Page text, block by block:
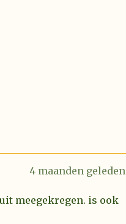
4 maanden geleden
meegekregen. is ook